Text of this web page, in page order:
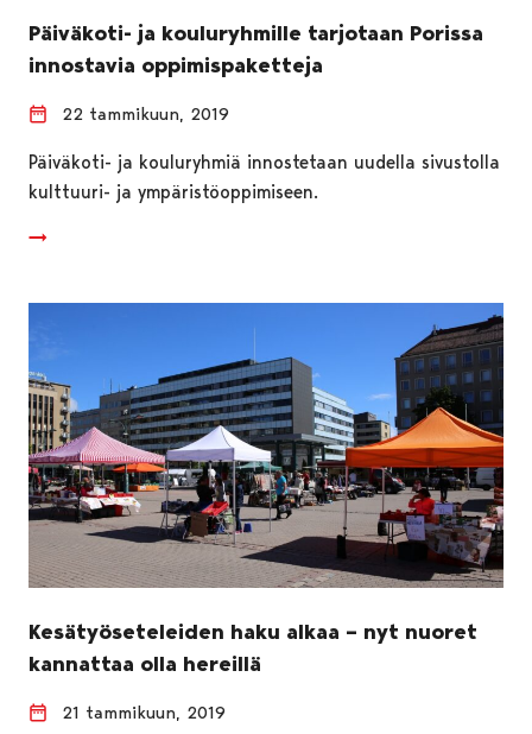
Päiväkoti- ja kouluryhmille tarjotaan Porissa
innostavia oppimispaketteja
22 tammikuun, 2019
Päiväkoti- ja kouluryhmiä innostetaan uudella sivustolla
kulttuuri- ja ympäristöoppimiseen.
Kesätyöseteleiden haku alkaa – nyt nuoret
kannattaa olla hereillä
21 tammikuun, 2019